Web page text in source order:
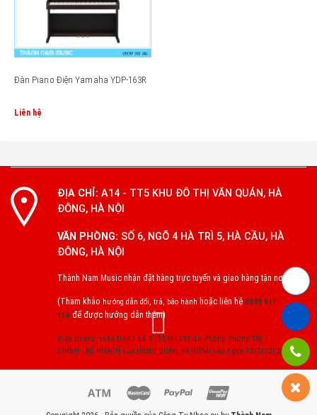
Đàn Piano Điện Yamaha YDP-163R
Liên hệ
ĐỊA CHỈ: A14 - TT5 KHU ĐÔ THỊ VĂN QUÁN, HÀ
ĐÔNG, HÀ NỘI
VĂN PHÒNG: SỐ 6, NGÕ 4 HÀ TRÌ 5, HÀ CẦU, HÀ
ĐÔNG, HÀ NỘI
Thành Nam Music nhận đặt hàng trực tuyến và giao hàng tận nơi
(Tham khảo hướng dẫn đổi, trả, bảo hành hoặc liên hệ 0939 911
116 để được hướng dẫn thêm)
Giấy chứng nhận ĐKKD số 0108044289 do Phòng Phòng TÀI
CHÍNH - KẾ HOẠCH của UBND QUẬN HÀ ĐÔNG cấp ngày 13/10/2022